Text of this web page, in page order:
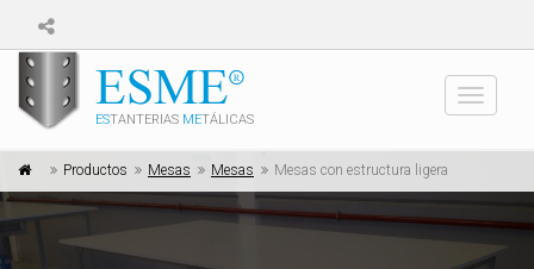
ESTANTERIAS METÁLICAS
Toggle
Productos Mesas Mesas Mesas con estructura ligera